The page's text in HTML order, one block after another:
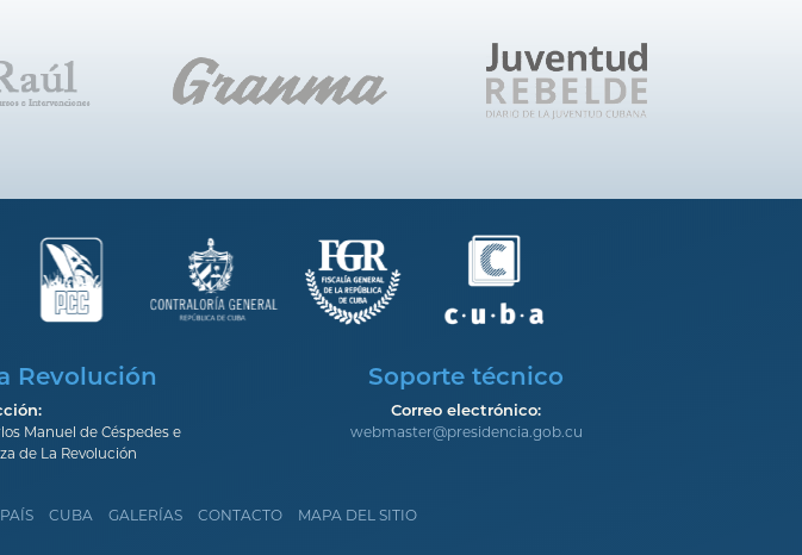
Revolución
Manuel de Céspedes e
de La Revolución
Soporte técnico
Correo electrónico:
webmaster@presidencia.gob.cu
CUBA GALERÍAS CONTACTO MAPA DEL SITIO